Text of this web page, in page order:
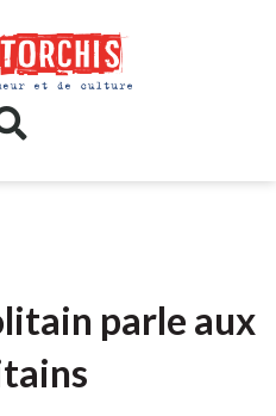
parle aux